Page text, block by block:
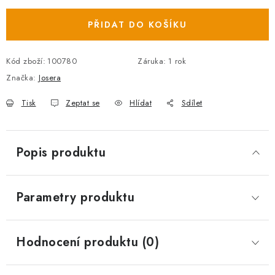
PŘIDAT DO KOŠÍKU
Kód zboží: 100780 Záruka: 1 rok
Značka: Josera
Tisk Zeptat se Hlídat Sdílet
Popis produktu
Parametry produktu
Hodnocení produktu (0)